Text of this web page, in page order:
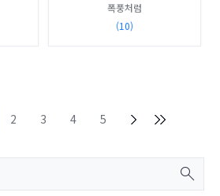
폭풍처럼
(10)
2 3 4 5